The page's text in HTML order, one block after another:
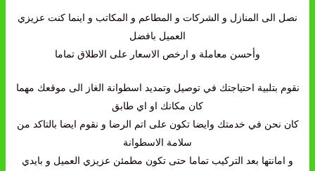
نصل الى المنازل و الشركات و المطاعم و المكاتب و اينما كنت عزيزي
العميل بافضل
وأحسن معاملة و ارخص الاسعار على الاطلاق تماما
نقوم بتلبية احتياجتك في توصيل وتمديد اسطوانة الغاز الى موقعك مهما
كان مكانك او اي طابق
كان نحن في خدمتك وايضا تكون على اتم الرضا و نقوم ايضا بالتاكد من
سلامة الاسطوانة
و امانتها بعد التركيب تماما حتى تكون مطمئن عزيزي العميل و بايدي